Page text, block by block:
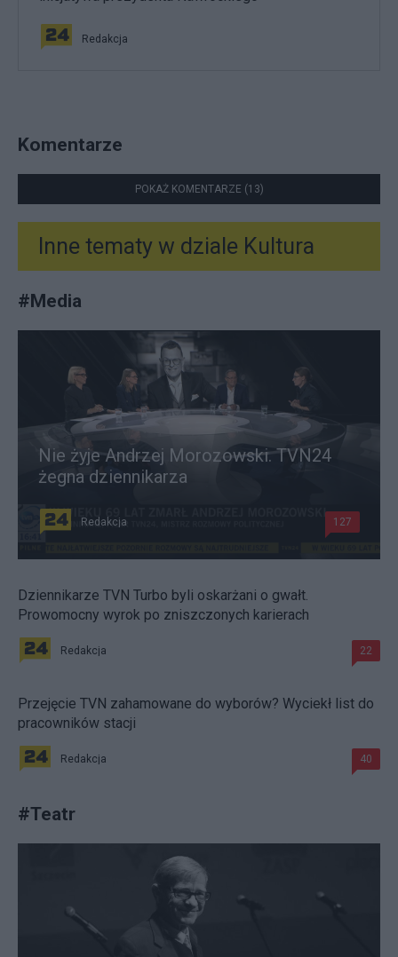
Redakcja
Komentarze
POKAŻ KOMENTARZE (13)
Inne tematy w dziale Kultura
#Media
Nie żyje Andrzej Morozowski. TVN24
żegna dziennikarza
Redakcja 127
Dziennikarze TVN Turbo byli oskarżani o gwałt.
Prowomocny wyrok po zniszczonych karierach
Redakcja 22
Przejęcie TVN zahamowane do wyborów? Wyciekł list do
pracowników stacji
Redakcja 40
#Teatr